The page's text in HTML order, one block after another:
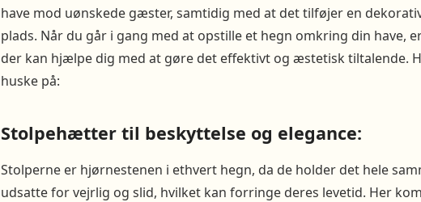
have mod uønskede gæster, samtidig med at det tilføjer en
plads. Når du går i gang med at opstille et hegn omkring din have,
der kan hjælpe dig med at gøre det effektivt og æstetisk tiltalende.
huske på:
Stolpehætter til beskyttelse og elegance:
Stolperne er hjørnestenen i ethvert hegn, da de holder det hele
udsatte for vejrlig og slid, hvilket kan forringe deres levetid. Her